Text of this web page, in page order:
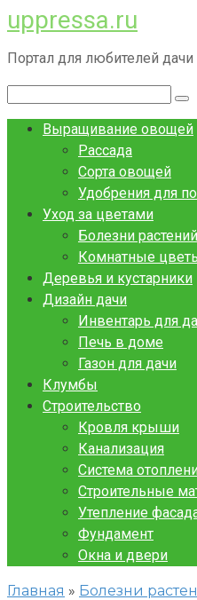
Перейти
к
контенту
uppressa.ru
Портал для любителей дачи
Выращивание овощей
Рассада
Сорта овощей
Удобрения для
Уход за цветами
Болезни растений
Комнатные
Деревья и кустарники
Дизайн дачи
Инвентарь для
Печь в доме
Газон для дачи
Клумбы
Строительство
Кровля крыши
Канализация
Система
Строительные
Утепление
Фундамент
Окна и двери
Главная » Болезни